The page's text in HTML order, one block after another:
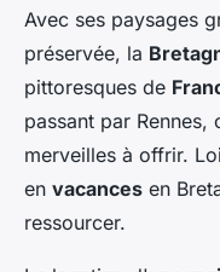
Quels
maison de
Bretagne
peinture et
bord de
Avec ses paysages
préservée, la
pittoresques de
passant par Rennes,
merveilles à offrir.
en vacances en
ressourcer.